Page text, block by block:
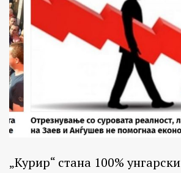
„Курир“ стана 100% унгарски